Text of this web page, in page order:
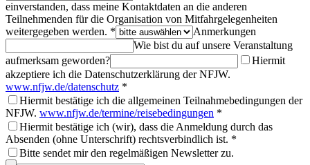
einverstanden, dass meine Kontaktdaten an die anderen
Teilnehmenden für die Organisation von Mitfahrgelegenheiten
weitergegeben werden. *
Anmerkungen
Wie bist du auf unsere Veranstaltung
aufmerksam geworden?
Hiermit
akzeptiere ich die Datenschutzerklärung der NFJW.
www.nfjw.de/datenschutz *
Hiermit bestätige ich die allgemeinen Teilnahmebedingungen der
NFJW. www.nfjw.de/termine/reisebedingungen *
Hiermit bestätige ich (wir), dass die Anmeldung durch das
Absenden (ohne Unterschrift) rechtsverbindlich ist. *
Bitte sendet mir den regelmäßigen Newsletter zu.